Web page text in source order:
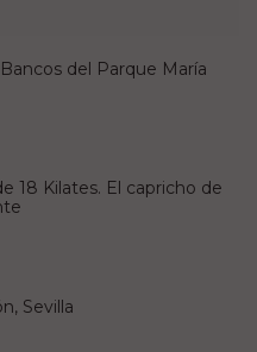
del Parque María
18 Kilates. El capricho de
Sevilla